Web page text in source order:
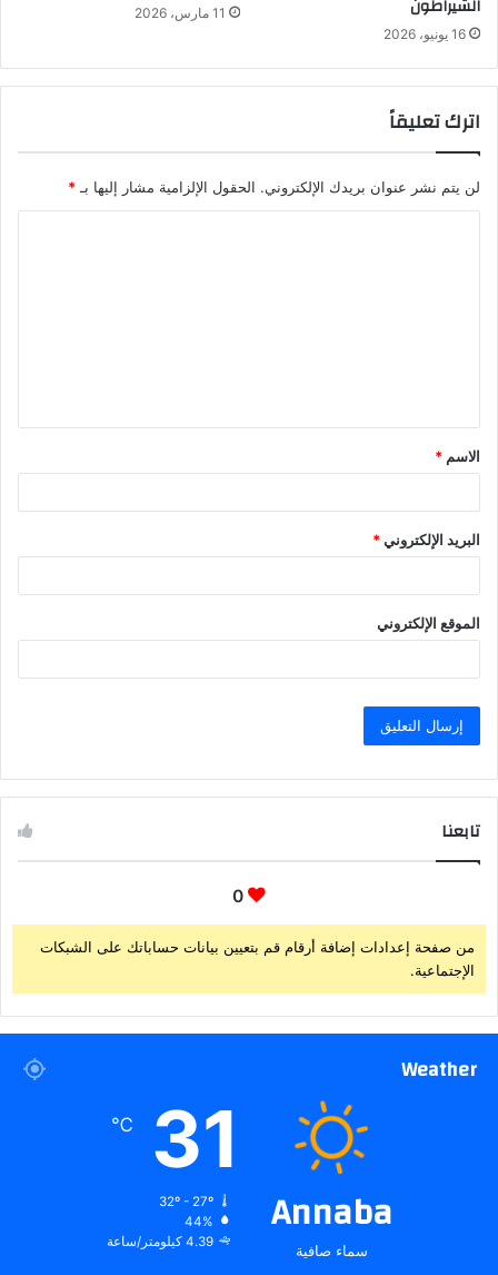
الشيراطون
16 يونيو، 2026
11 مارس، 2026
اترك تعليقاً
لن يتم نشر عنوان بريدك الإلكتروني. الحقول الإلزامية مشار إليها بـ*
ق
*
الاسم *
البريد الإلكتروني*
الموقع الإلكتروني
تابعنا
0
من صفحة إعدادات إضافة أرقام قم بتعيين بيانات حساباتك على الشبكات
الإجتماعية.
Weather
Annaba
سماء صافية
31
℃
32º - 27º
44%
4.39 كيلومتر/ساعة